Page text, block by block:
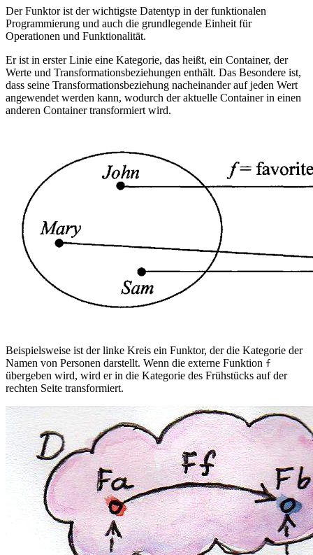
Der Funktor ist der wichtigste Datentyp in der funktionalen
Programmierung und auch die grundlegende Einheit für
Operationen und Funktionalität.
Er ist in erster Linie eine Kategorie, das heißt, ein Container, der
Werte und Transformationsbeziehungen enthält. Das Besondere ist,
dass seine Transformationsbeziehung nacheinander auf jeden Wert
angewendet werden kann, wodurch der aktuelle Container in einen
anderen Container transformiert wird.
Beispielsweise ist der linke Kreis ein Funktor, der die Kategorie der
Namen von Personen darstellt. Wenn die externe Funktion f
übergeben wird, wird er in die Kategorie des Frühstücks auf der
rechten Seite transformiert.